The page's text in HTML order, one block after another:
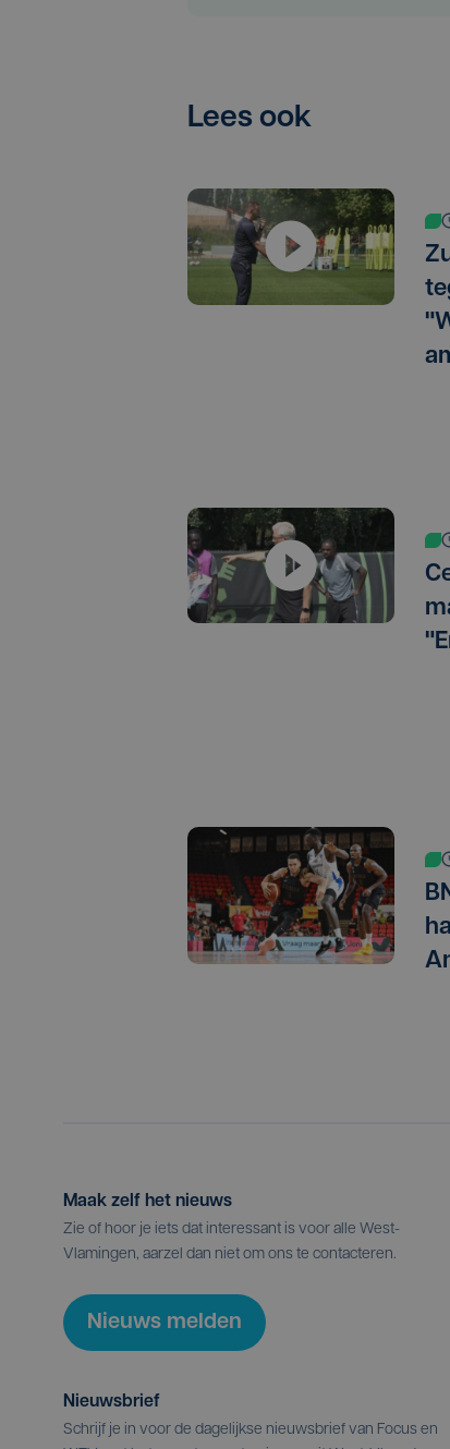
Lees ook
Maak zelf het nieuws
Zie of hoor je iets dat interessant is voor alle West-
Vlamingen, aarzel dan niet om ons te contacteren.
Nieuws melden
Nieuwsbrief
Schrijf je in voor de dagelijkse nieuwsbrief van Focus en